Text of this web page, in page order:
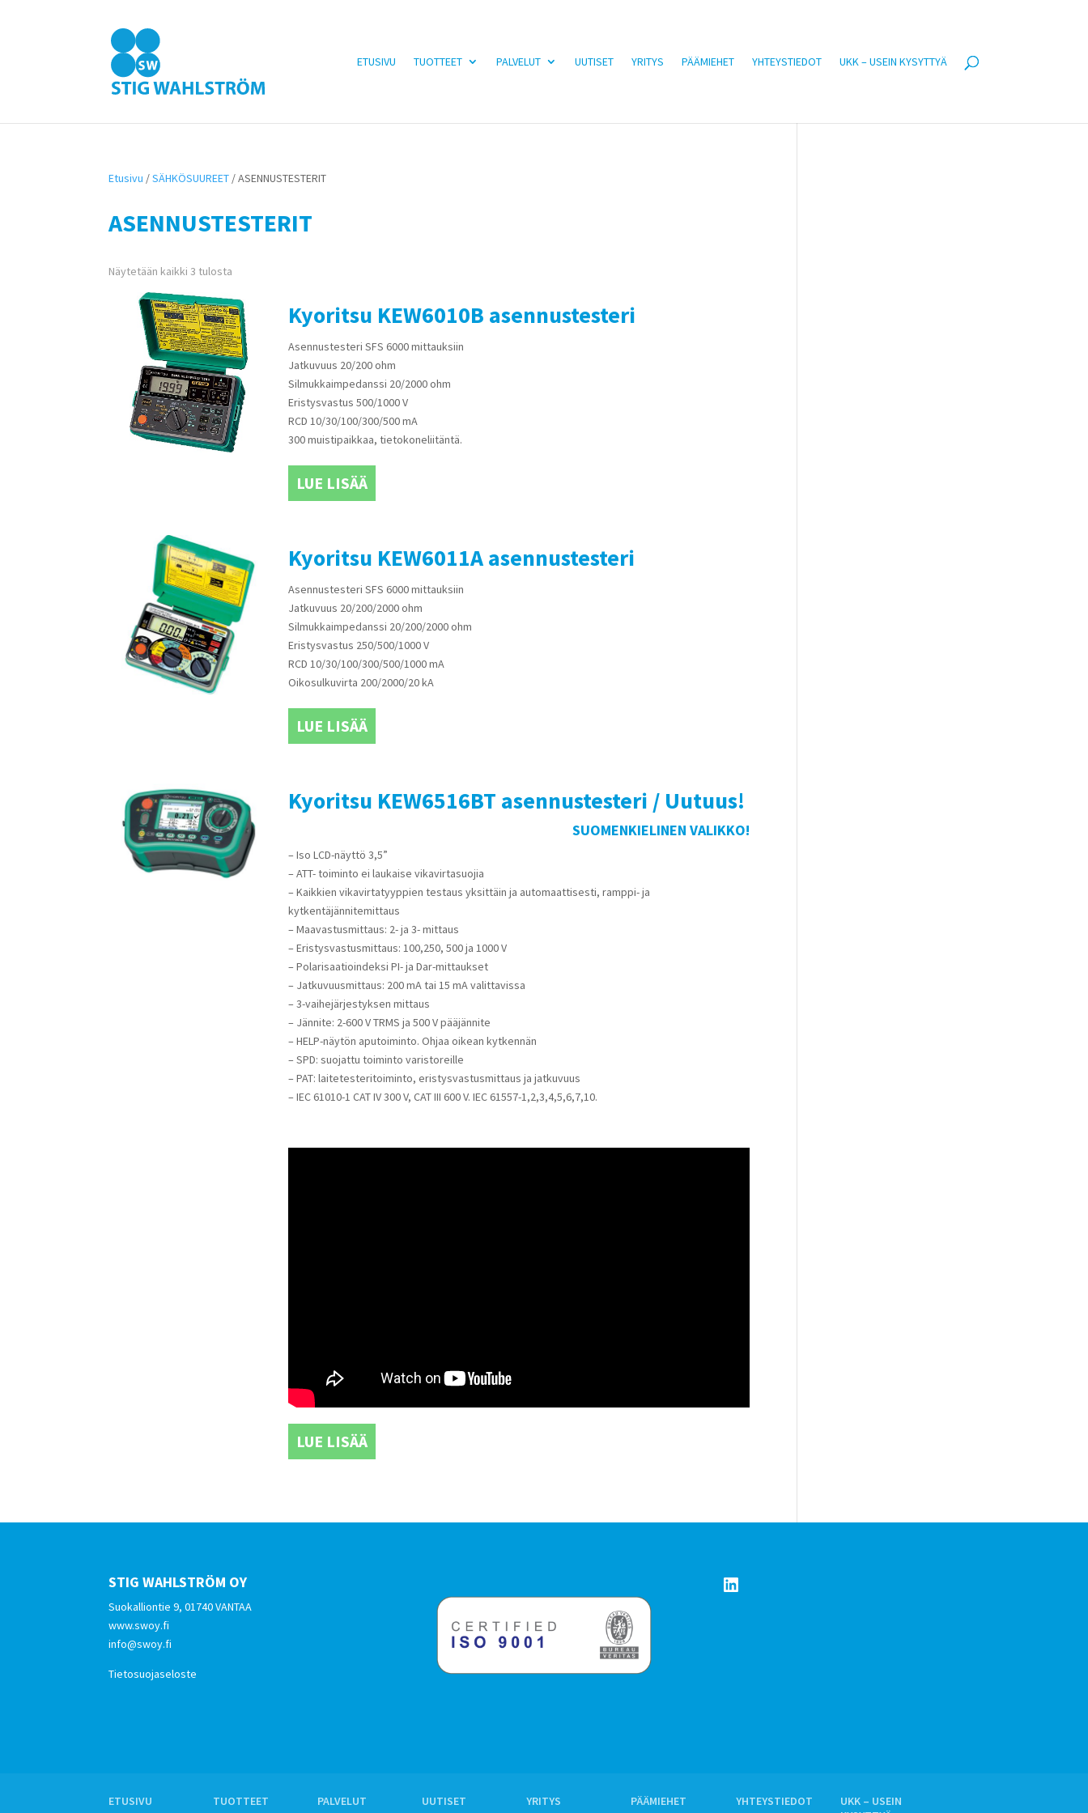
ETUSIVU TUOTTEET PALVELUT UUTISET YRITYS PÄÄMIEHET YHTEYSTIEDOT UKK – USEIN KYSYTTYÄ
Etusivu /SÄHKÖSUUREET / ASENNUSTESTERIT
ASENNUSTESTERIT
Näytetään kaikki 3 tulosta
Kyoritsu KEW6010B asennustesteri
Asennustesteri SFS 6000 mittauksiin
Jatkuvuus 20/200 ohm
Silmukkaimpedanssi 20/2000 ohm
Eristysvastus 500/1000 V
RCD 10/30/100/300/500 mA
300 muistipaikkaa, tietokoneliitäntä.
LUE LISÄÄ
Kyoritsu KEW6011A asennustesteri
Asennustesteri SFS 6000 mittauksiin
Jatkuvuus 20/200/2000 ohm
Silmukkaimpedanssi 20/200/2000 ohm
Eristysvastus 250/500/1000 V
RCD 10/30/100/300/500/1000 mA
Oikosulkuvirta 200/2000/20 kA
LUE LISÄÄ
Kyoritsu KEW6516BT asennustesteri / Uutuus!
SUOMENKIELINEN VALIKKO!
– Iso LCD-näyttö 3,5”
– ATT- toiminto ei laukaise vikavirtasuojia
– Kaikkien vikavirtatyyppien testaus yksittäin ja automaattisesti, ramppi- ja
kytkentäjännitemittaus
– Maavastusmittaus: 2- ja 3- mittaus
– Eristysvastusmittaus: 100,250, 500 ja 1000 V
– Polarisaatioindeksi PI- ja Dar-mittaukset
– Jatkuvuusmittaus: 200 mA tai 15 mA valittavissa
– 3-vaihejärjestyksen mittaus
– Jännite: 2-600 V TRMS ja 500 V pääjännite
– HELP-näytön aputoiminto. Ohjaa oikean kytkennän
– SPD: suojattu toiminto varistoreille
– PAT: laitetesteritoiminto, eristysvastusmittaus ja jatkuvuus
– IEC 61010-1 CAT IV 300 V, CAT III 600 V. IEC 61557-1,2,3,4,5,6,7,10.
LUE LISÄÄ
STIG WAHLSTRÖM OY
Suokalliontie 9, 01740 VANTAA
www.swoy.fi
info@swoy.fi
Tietosuojaseloste
LinkedIn
ETUSIVU
TUOTTEET
PALVELUT
UUTISET YRITYS PÄÄMIEHET YHTEYSTIEDOT
UKK – USEIN